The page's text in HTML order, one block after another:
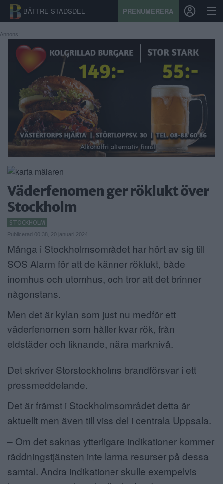
BÄTTRE STADSDEL PRENUMERERA
START
STADSDEL
PRENUMERATION
SPORT
ÅSIKTER
KALENDER
KONTAKT
ANNONSERA
NÄRINGSLIV
MER
Annons:
Väderfenomen ger röklukt över
Stockholm
STOCKHOLM
Publicerad 00:38, 20 januari 2024
Många i Stockholmsområdet har hört av sig till
SOS Alarm för att de känner röklukt, både
inomhus och utomhus, och tror att det brinner
någonstans.
Men det är kylan som just nu medför ett
väderfenomen som håller kvar rök, från
eldstäder och liknande, nära marknivå.
Det skriver Storstockholms brandförsvar i ett
pressmeddelande.
Det är främst i Stockholmsområdet detta är
aktuellt men även till viss del i centrala Uppsala.
– Om det saknas ytterligare indikationer kommer
räddningstjänsten inte larma resurser på dessa
samtal. Andra indikationer skulle exempelvis